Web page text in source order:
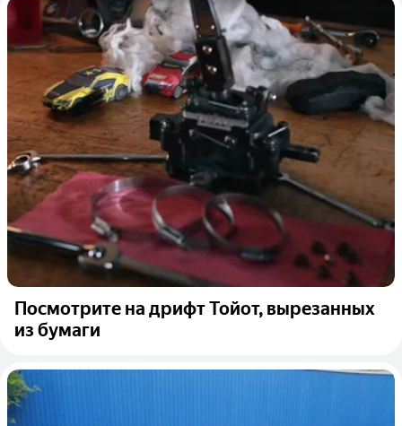
Посмотрите на дрифт Тойот, вырезанных
из бумаги